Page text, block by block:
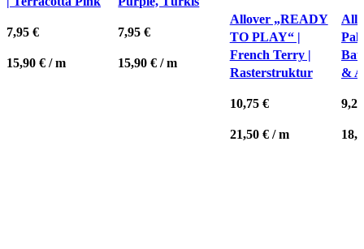
7,95 €
15,90 € /m
7,95€
15,90€ /m
Allover „READY
TO PLAY“ |
French Terry |
Rasterstruktur
10,75 €
21,50 €/m
&